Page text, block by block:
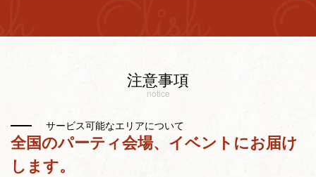
注意事項
notice
サービス可能なエリアについて
全国のパーティ会場、イベントにお届け
します。